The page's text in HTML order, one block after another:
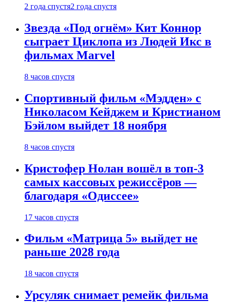
2 года спустя2 года спустя
Звезда «Под огнём» Кит Коннор
сыграет Циклопа из Людей Икс в
фильмах Marvel
8 часов спустя
Спортивный фильм «Мэдден» с
Николасом Кейджем и Кристианом
Бэйлом выйдет 18 ноября
8 часов спустя
Кристофер Нолан вошёл в топ-3
самых кассовых режиссёров —
благодаря «Одиссее»
17 часов спустя
Фильм «Матрица 5» выйдет не
раньше 2028 года
18 часов спустя
Урсуляк снимает ремейк фильма